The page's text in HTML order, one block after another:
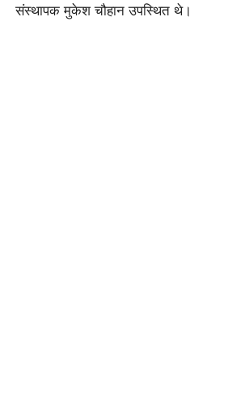
संस्थापक मुकेश चौहान उपस्थित थे।